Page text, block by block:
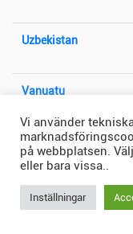
Uzbekistan
Vanuatu
Vatikanstaten
Vi använder
på webbplatsen.
eller bara vissa..
Inställningar